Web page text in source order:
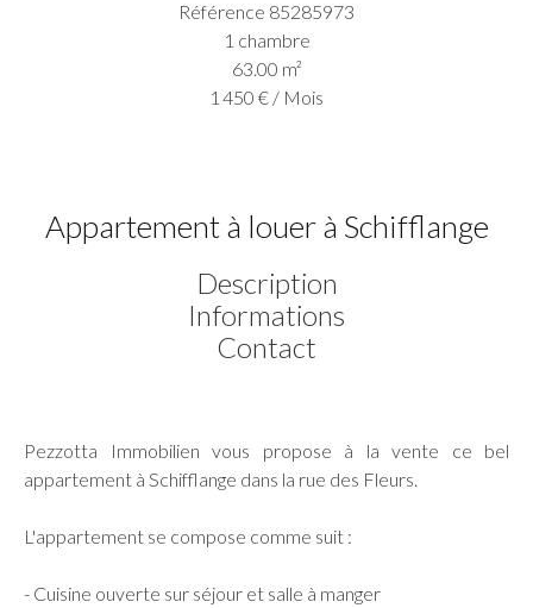
Référence 85285973
1 chambre
63.00 m²
1 450 € / Mois
Appartement à louer à Schifflange
Description
Informations
Contact
Pezzotta Immobilien vous propose à la vente ce bel
appartement à Schifflange dans la rue des Fleurs.
L'appartement se compose comme suit :
- Cuisine ouverte sur séjour et salle à manger